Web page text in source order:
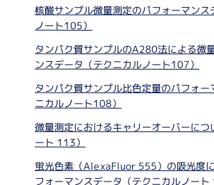
核酸サンプル微量測定のパフォーマン
ノート105）
タンパク質サンプルのA280法による微
ンスデータ（テクニカルノート107）
タンパク質サンプル比色定量のパフォー
ニカルノート108）
微量測定におけるキャリーオーバーにつ
ート 113）
蛍光色素（AlexaFluor 555）の吸光度
フォーマンスデータ（テクニカルノート